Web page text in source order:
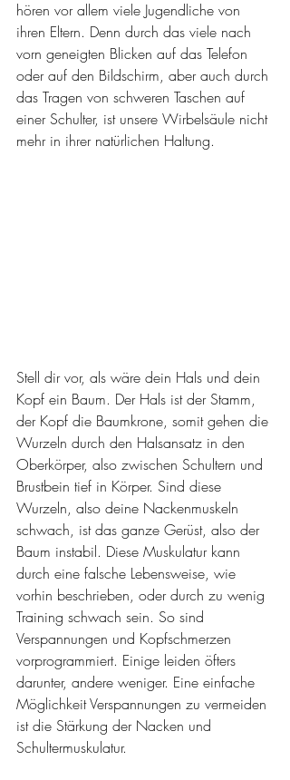
hören vor allem viele Jugendliche von
ihren Eltern. Denn durch das viele nach
vorn geneigten Blicken auf das Telefon
oder auf den Bildschirm, aber auch durch
das Tragen von schweren Taschen auf
einer Schulter, ist unsere Wirbelsäule nicht
mehr in ihrer natürlichen Haltung.
Stell dir vor, als wäre dein Hals und dein
Kopf ein Baum. Der Hals ist der Stamm,
der Kopf die Baumkrone, somit gehen die
Wurzeln durch den Halsansatz in den
Oberkörper, also zwischen Schultern und
Brustbein tief in Körper. Sind diese
Wurzeln, also deine Nackenmuskeln
schwach, ist das ganze Gerüst, also der
Baum instabil. Diese Muskulatur kann
durch eine falsche Lebensweise, wie
vorhin beschrieben, oder durch zu wenig
Training schwach sein. So sind
Verspannungen und Kopfschmerzen
vorprogrammiert. Einige leiden öfters
darunter, andere weniger. Eine einfache
Möglichkeit Verspannungen zu vermeiden
ist die Stärkung der Nacken und
Schultermuskulatur.